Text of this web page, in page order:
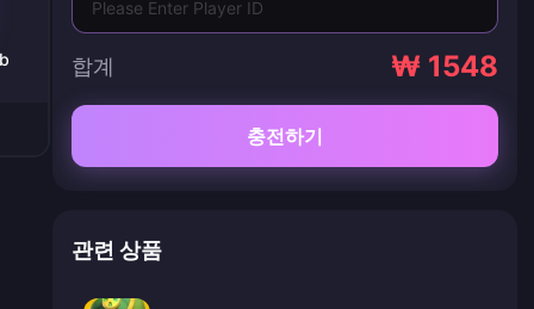
합계 ₩ 1548
충전하기
관련 상품